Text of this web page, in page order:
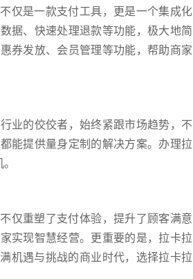
仅是一款支付工具，更是一个集成化
据、快速处理退款等功能，极大地简
券发放、会员管理等功能，帮助商家
业的佼佼者，始终紧跟市场趋势，不
能提供量身定制的解决方案。办理拉
仅重塑了支付体验，提升了顾客满意
实现智慧经营。更重要的是，拉卡拉
机遇与挑战的商业时代，选择拉卡拉